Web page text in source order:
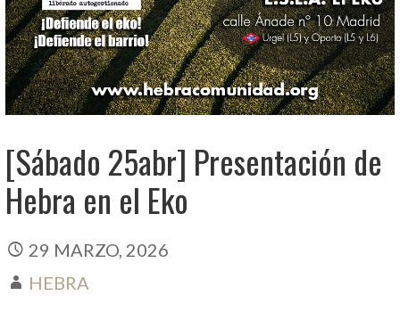
[Sábado 25abr] Presentación de
Hebra en el Eko
29 MARZO, 2026
HEBRA